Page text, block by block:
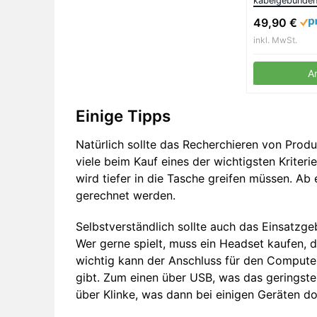
und Musik,
Mikrofon, Call
mm-
49,90 €
inkl. MwSt.
Einige Tipps
Natürlich sollte das Recherchieren von
viele beim Kauf eines der wichtigsten
wird tiefer in die Tasche greifen müssen.
gerechnet werden.
Selbstverständlich sollte auch das
Wer gerne spielt, muss ein Headset kaufen,
wichtig kann der Anschluss für den
gibt. Zum einen über USB, was das
über Klinke, was dann bei einigen Geräten